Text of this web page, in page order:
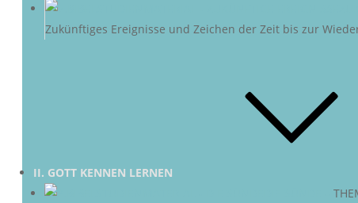
Zukünftiges Ereignisse und Zeichen der Zeit bis zur
II. GOTT KENNEN LERNEN